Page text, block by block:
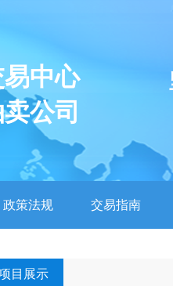
中心
公司
政策法规 交易指南
目展示